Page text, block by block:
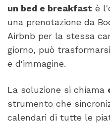
un bed e breakfast è
una prenotazione da
Airbnb per la stessa
giorno, può
e d'immagine.
La soluzione si chiama
strumento che
calendari di tutte le